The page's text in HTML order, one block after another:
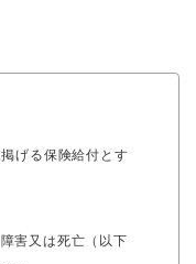
げる保険給付とす
害又は死亡（以下